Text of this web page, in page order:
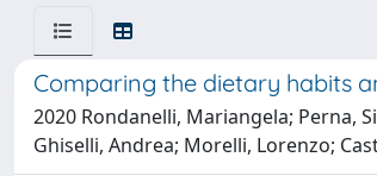
Comparing the dietary habits
2020 Rondanelli, Mariangela; Perna,
Ghiselli, Andrea; Morelli, Lorenzo;